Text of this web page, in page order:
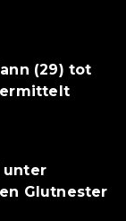
(29) tot
unter
Glutnester